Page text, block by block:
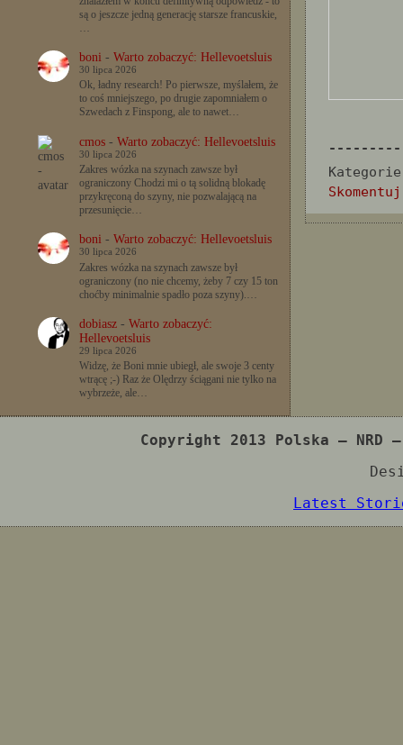
są o jeszcze jedną generację starsze francuskie,
…
boni- Warto zobaczyć: Hellevoetsluis
30 lipca 2026
Ok, ładny research! Po pierwsze, myślałem, że
to coś mniejszego, po drugie zapomniałem o
Szwedach z Finspong, ale to nawet…
cmos- Warto zobaczyć: Hellevoetsluis
30 lipca 2026
Zakres wózka na szynach zawsze był
ograniczony Chodzi mi o tą solidną blokadę
przykręconą do szyny, nie pozwalającą na
przesunięcie…
boni- Warto zobaczyć: Hellevoetsluis
30 lipca 2026
Zakres wózka na szynach zawsze był
ograniczony (no nie chcemy, żeby 7 czy 15 ton
choćby minimalnie spadło poza szyny).…
dobiasz- Warto zobaczyć:
Hellevoetsluis
29 lipca 2026
Widzę, że Boni mnie ubiegł, ale swoje 3 centy
wtrącę ;-) Raz że Olędrzy ściągani nie tylko na
wybrzeże, ale…
Skomentuj
Copyright 2013 Polska –
Latest